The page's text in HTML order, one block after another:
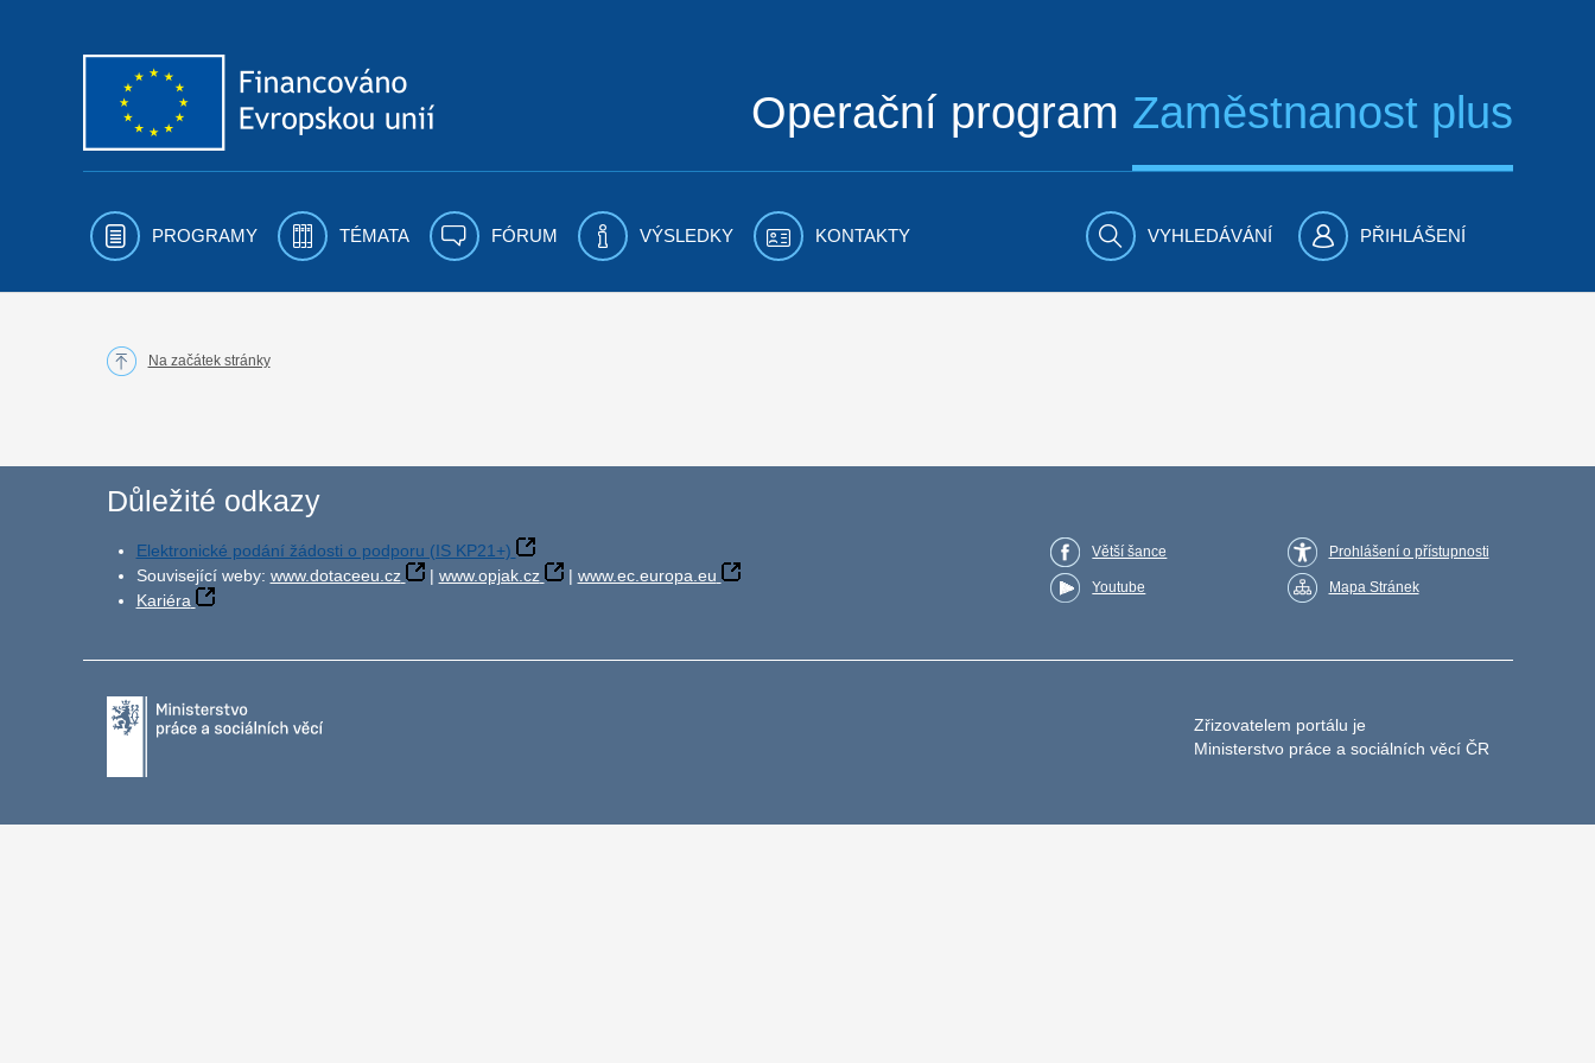
Operační program Zaměstnanost plus
PROGRAMY TÉMATA FÓRUM VÝSLEDKY KONTAKTY VYHLEDÁVÁNÍ PŘIHLÁŠENÍ
Na začátek stránky
Důležité odkazy
Elektronické podání žádosti o podporu (IS KP21+)
Související weby: www.dotaceeu.cz | www.opjak.cz | www.ec.europa.eu
Kariéra
Větší šance
Youtube
Prohlášení o přístupnosti
Mapa Stránek
Zřizovatelem portálu je
Ministerstvo práce a sociálních věcí ČR